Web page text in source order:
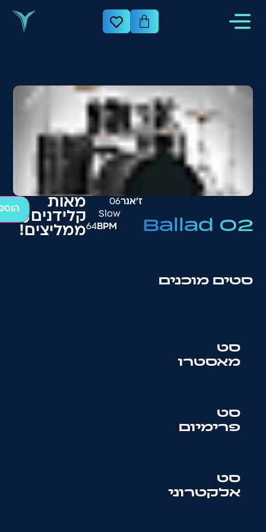
Ballad 02
ז׳אנר06
Slow
BPM
64
מאות
קלידנים
ממליצים!
200
סטים מוכנים
סט
מאסטרו
סט
פרימיום
סט
אלקטרוני